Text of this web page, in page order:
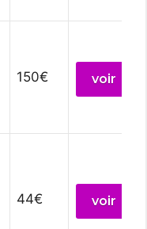
150€ voir
44€ voir